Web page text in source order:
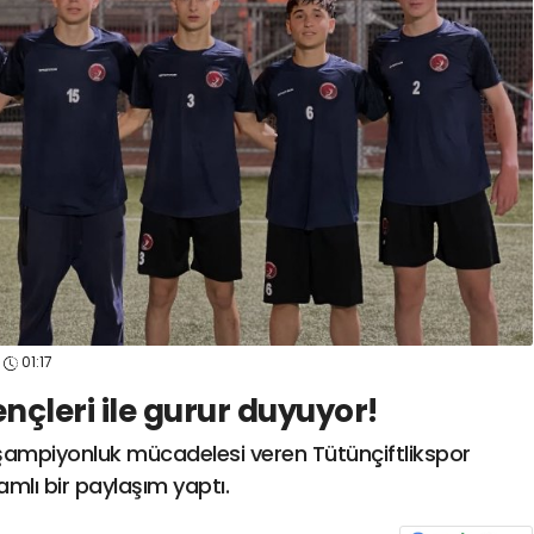
spor41
#
spor41
#kocaelispor
01:17
ile gurur duyuyor!
mücadelesi veren Tütünçiftlikspor
bir paylaşım yaptı.